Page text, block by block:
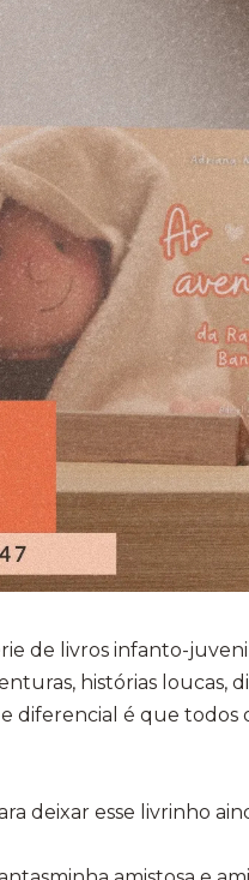
de livros infanto-
histórias loucas,
diferencial é que todos
deixar esse livrinho